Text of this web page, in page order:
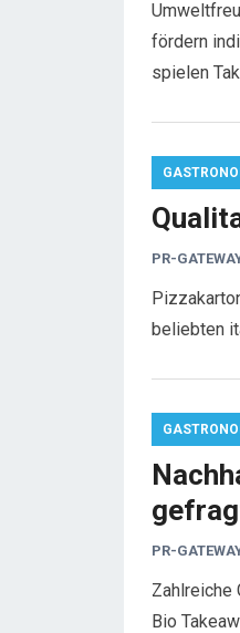
fördern
spielen
PR-
beliebten
PR-
Zahlreiche
Bio